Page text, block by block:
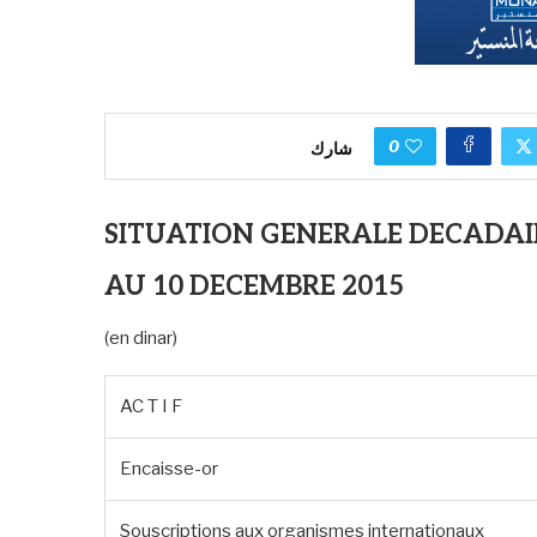
شارك 0
SITUATION GENERALE
AU 10 DECEMBRE 2015
(en dinar)
AC T I F
Encaisse-or
Souscriptions aux organismes internationaux